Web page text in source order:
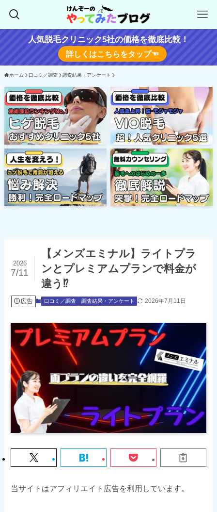
人気脱毛クリニック5社の価格を徹底比較！
詳しくはこちらをタップ☜
ホーム 口コミ／調査 調査結果・アンケート
【メンズエミナル】ライトプラ
ンとプレミアムプランで料金が
違う⁉
2026
7/11
広告 口コミ／調査 調査結果・アンケート 2026年7月11日
当サイトはアフィリエイト広告を利用しています。